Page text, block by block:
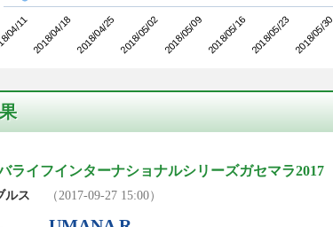
04/11 2018/04/18 2018/04/25 2018/05/02 2018/05/09 2018/05/16 2018/05/23 2018/05/30
ライフインターナショナルシリーズガセマラ2017
ルス （2017-09-27 15:00）